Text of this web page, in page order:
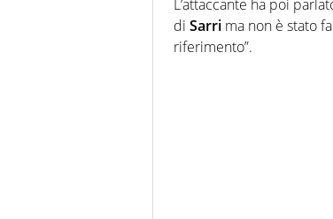
L’attaccante ha poi
di Sarri ma non è stato
riferimento”.